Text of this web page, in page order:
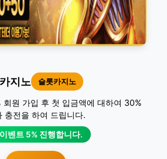
지노 슬롯카지노
회원 가입 후 첫 입금액에 대하여 30%
충전을 하여 드립니다.
벤트 5% 진행합니다.